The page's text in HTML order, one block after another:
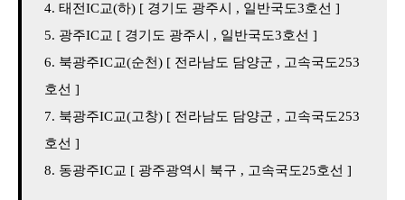
태전IC교(하) [ 경기도 광주시 , 일반국도3호선 ]
광주IC교 [ 경기도 광주시 , 일반국도3호선 ]
북광주IC교(순천) [ 전라남도 담양군 , 고속국도253
호선 ]
북광주IC교(고창) [ 전라남도 담양군 , 고속국도253
호선 ]
동광주IC교 [ 광주광역시 북구 , 고속국도25호선 ]